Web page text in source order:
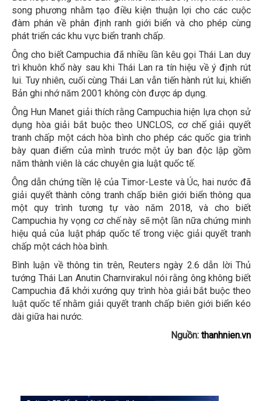
song phương nhằm tạo điều kiện thuận lợi cho các cuộc
đàm phán về phân định ranh giới biển và cho phép cùng
phát triển các khu vực biển tranh chấp.
Ông cho biết Campuchia đã nhiều lần kêu gọi Thái Lan duy
trì khuôn khổ này sau khi Thái Lan ra tín hiệu về ý định rút
lui. Tuy nhiên, cuối cùng Thái Lan vẫn tiến hành rút lui, khiến
Bản ghi nhớ năm 2001 không còn được áp dụng.
Ông Hun Manet giải thích rằng Campuchia hiện lựa chọn sử
dụng hòa giải bắt buộc theo UNCLOS, cơ chế giải quyết
tranh chấp một cách hòa bình cho phép các quốc gia trình
bày quan điểm của mình trước một ủy ban độc lập gồm
năm thành viên là các chuyên gia luật quốc tế.
Ông dẫn chứng tiền lệ của Timor-Leste và Úc, hai nước đã
giải quyết thành công tranh chấp biên giới biển thông qua
một quy trình tương tự vào năm 2018, và cho biết
Campuchia hy vọng cơ chế này sẽ một lần nữa chứng minh
hiệu quả của luật pháp quốc tế trong việc giải quyết tranh
chấp một cách hòa bình.
Bình luận về thông tin trên, Reuters ngày 2.6 dẫn lời Thủ
tướng Thái Lan Anutin Charnvirakul nói rằng ông không biết
Campuchia đã khởi xướng quy trình hòa giải bắt buộc theo
luật quốc tế nhằm giải quyết tranh chấp biên giới biển kéo
dài giữa hai nước.
Nguồn: thanhnien.vn